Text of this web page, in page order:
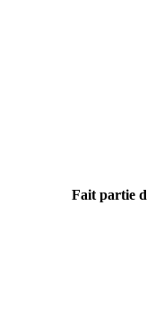
Fait partie